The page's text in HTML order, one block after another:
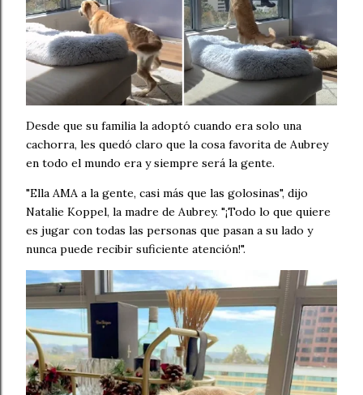
Desde que su familia la adoptó cuando era solo una
cachorra, les quedó claro que la cosa favorita de Aubrey
en todo el mundo era y siempre será la gente.
"Ella AMA a la gente, casi más que las golosinas", dijo
Natalie Koppel, la madre de Aubrey. "¡Todo lo que quiere
es jugar con todas las personas que pasan a su lado y
nunca puede recibir suficiente atención!".